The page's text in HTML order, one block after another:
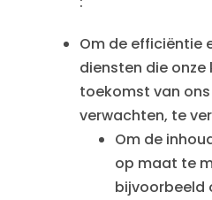
Om de efficiëntie
diensten die onze
toekomst van
verwachten, te
Om de
op maat te
bijvoorbeeld